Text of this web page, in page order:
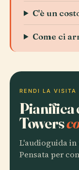
C'è un
Come ci
RENDI LA VISITA
Pianifica
Towers
L'audioguida
Pensata per